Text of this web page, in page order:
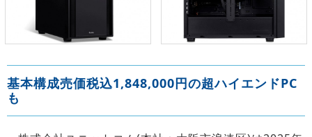
基本構成売価税込1,848,000円の超ハイエンドPC
も